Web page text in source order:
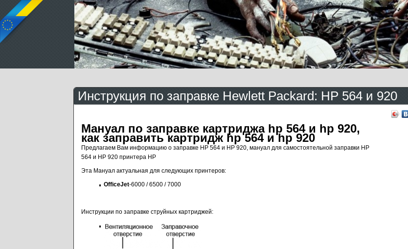
Инструкция по заправке Hewlett Packard: HP 564 и 920
Мануал по заправке картриджа hp 564 и hp 920,
как заправить картридж hp 564 и hp 920
Предлагаем Вам информацию о заправке HP 564 и HP 920, мануал для самостоятельной заправки HP
564 и HP 920 принтера HP
Эта Мануал актуальная для следующих принтеров:
OfficeJet-6000 / 6500 / 7000
Инструкции по заправке струйных картриджей: